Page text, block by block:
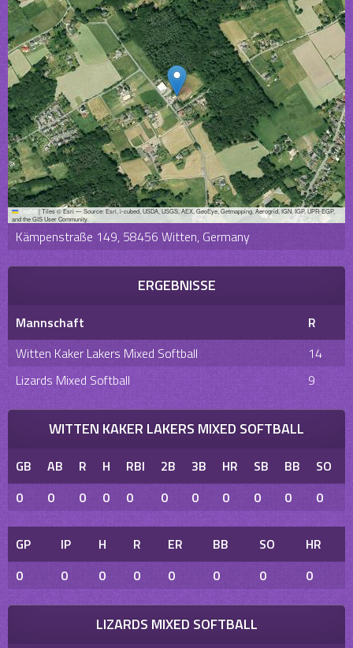
Leaflet |Tiles © Esri — Source: Esri, i-cubed, USDA, USGS, AEX, GeoEye, Getmapping, Aerogrid, IGN, IGP, UPR-EGP,
and the GIS User Community
Kämpenstraße 149, 58456 Witten, Germany
ERGEBNISSE
Mannschaft
R
Witten Kaker Lakers Mixed Softball
14
Lizards Mixed Softball
9
WITTEN KAKER LAKERS MIXED SOFTBALL
GB AB R H RBI 2B 3B HR SB BB SO
0
0 0 0 0 0 0 0 0 0 0
GP IP H R ER BB SO
HR
0
0 0 0 0 0 0 0
LIZARDS MIXED SOFTBALL